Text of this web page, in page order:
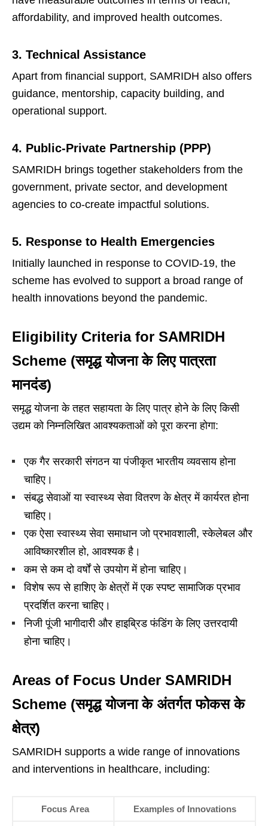
affordability, and improved health outcomes.
3. Technical Assistance
Apart from financial support, SAMRIDH also offers
guidance, mentorship, capacity building, and
operational support.
4. Public-Private Partnership (PPP)
SAMRIDH brings together stakeholders from the
government, private sector, and development
agencies to co-create impactful solutions.
5. Response to Health Emergencies
Initially launched in response to COVID-19, the
scheme has evolved to support a broad range of
health innovations beyond the pandemic.
Eligibility Criteria for SAMRIDH
Scheme (समृद्ध योजना के लिए पात्रता
मानदंड)
समृद्ध योजना के तहत सहायता के लिए पात्र होने के लिए किसी
उद्यम को निम्नलिखित आवश्यकताओं को पूरा करना होगा:
एक गैर सरकारी संगठन या पंजीकृत भारतीय व्यवसाय होना
चाहिए।
संबद्ध सेवाओं या स्वास्थ्य सेवा वितरण के क्षेत्र में कार्यरत होना
चाहिए।
एक ऐसा स्वास्थ्य सेवा समाधान जो प्रभावशाली, स्केलेबल और
आविष्कारशील हो, आवश्यक है।
कम से कम दो वर्षों से उपयोग में होना चाहिए।
विशेष रूप से हाशिए के क्षेत्रों में एक स्पष्ट सामाजिक प्रभाव
प्रदर्शित करना चाहिए।
निजी पूंजी भागीदारी और हाइब्रिड फंडिंग के लिए उत्तरदायी
होना चाहिए।
Areas of Focus Under SAMRIDH
Scheme (समृद्ध योजना के अंतर्गत फोकस के
क्षेत्र)
SAMRIDH supports a wide range of innovations
and interventions in healthcare, including:
Focus Area Examples of Innovations